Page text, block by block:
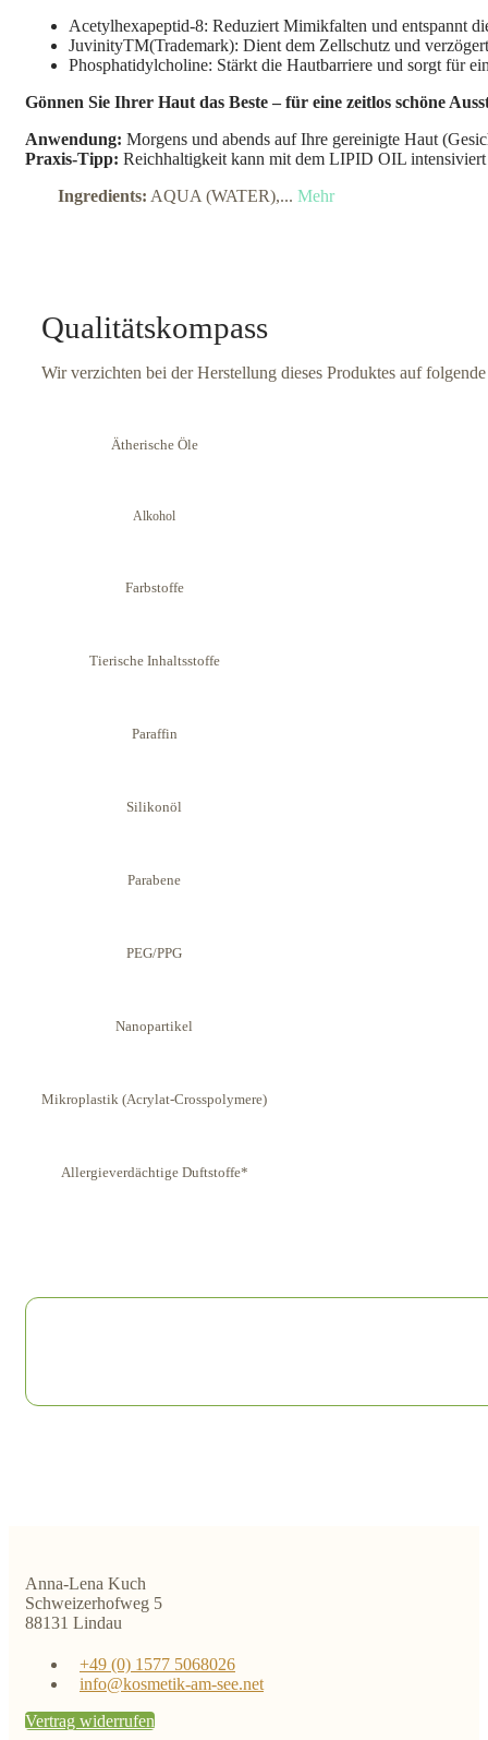
Acetylhexapeptid-8: Reduziert Mimikfalten und entspannt
JuvinityTM(Trademark): Dient dem Zellschutz und
Phosphatidylcholine: Stärkt die Hautbarriere und sorgt für
Gönnen Sie Ihrer Haut das Beste – für eine zeitlos schöne
Anwendung: Morgens und abends auf Ihre gereinigte Haut
Praxis-Tipp: Reichhaltigkeit kann mit dem LIPID OIL
Ingredients: AQUA (WATER),... Mehr
Qualitätskompass
Wir verzichten bei der Herstellung dieses Produktes auf
Ätherische Öle
Alkohol
Farbstoffe
Tierische Inhaltsstoffe
Paraffin
Silikonöl
Parabene
PEG/PPG
Nanopartikel
Mikro­plastik (Acrylat-Crosspolymere)
Aller­gieverdächtige Duftstoffe*
Anna-Lena Kuch
Schweizerhofweg 5
88131 Lindau
+49 (0) 1577 5068026
info@kosmetik-am-see.net
Vertrag widerrufen